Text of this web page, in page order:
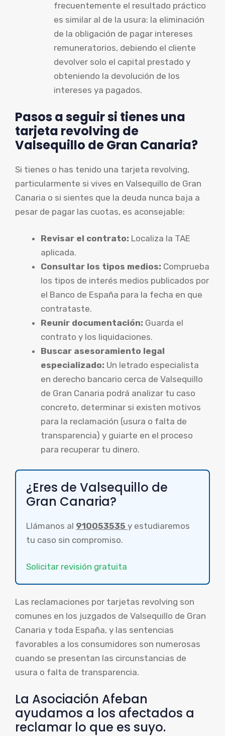
frecuentemente el resultado práctico
es similar al de la usura: la eliminación
de la obligación de pagar intereses
remuneratorios, debiendo el cliente
devolver solo el capital prestado y
obteniendo la devolución de los
intereses ya pagados.
Pasos a seguir si tienes una
tarjeta revolving de
Valsequillo de Gran Canaria?
Si tienes o has tenido una tarjeta revolving,
particularmente si vives en Valsequillo de Gran
Canaria o si sientes que la deuda nunca baja a
pesar de pagar las cuotas, es aconsejable:
Revisar el contrato: Localiza la TAE
aplicada.
Consultar los tipos medios: Comprueba
los tipos de interés medios publicados por
el Banco de España para la fecha en que
contrataste.
Reunir documentación: Guarda el
contrato y los liquidaciones.
Buscar asesoramiento legal
especializado: Un letrado especialista
en derecho bancario cerca de Valsequillo
de Gran Canaria podrá analizar tu caso
concreto, determinar si existen motivos
para la reclamación (usura o falta de
transparencia) y guiarte en el proceso
para recuperar tu dinero.
¿Eres de Valsequillo de
Gran Canaria?
Llámanos al 910053535 y estudiaremos
tu caso sin compromiso.
Solicitar revisión gratuita
Las reclamaciones por tarjetas revolving son
comunes en los juzgados de Valsequillo de Gran
Canaria y toda España, y las sentencias
favorables a los consumidores son numerosas
cuando se presentan las circunstancias de
usura o falta de transparencia.
La Asociación Afeban
ayudamos a los afectados a
reclamar lo que es suyo.